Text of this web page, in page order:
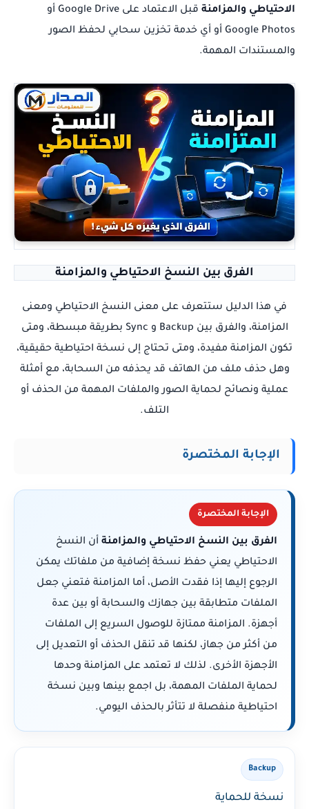
الاحتياطي والمزامنة
قبل الاعتماد على Google Drive أو
Google Photos أو أي خدمة تخزين سحابي لحفظ الصور
والمستندات المهمة.
الفرق بين النسخ الاحتياطي والمزامنة
في هذا الدليل ستتعرف على معنى النسخ الاحتياطي ومعنى
المزامنة، والفرق بين Backup و Sync بطريقة مبسطة، ومتى
تكون المزامنة مفيدة، ومتى تحتاج إلى نسخة احتياطية حقيقية،
وهل حذف ملف من الهاتف قد يحذفه من السحابة، مع أمثلة
عملية ونصائح لحماية الصور والملفات المهمة من الحذف أو
التلف.
الإجابة المختصرة
الإجابة المختصرة
الفرق بين النسخ الاحتياطي والمزامنة أن النسخ
الاحتياطي يعني حفظ نسخة إضافية من ملفاتك يمكن
الرجوع إليها إذا فقدت الأصل، أما المزامنة فتعني جعل
الملفات متطابقة بين جهازك والسحابة أو بين عدة
أجهزة. المزامنة ممتازة للوصول السريع إلى الملفات
من أكثر من جهاز، لكنها قد تنقل الحذف أو التعديل إلى
الأجهزة الأخرى. لذلك لا تعتمد على المزامنة وحدها
لحماية الملفات المهمة، بل اجمع بينها وبين نسخة
احتياطية منفصلة لا تتأثر بالحذف اليومي.
Backup
نسخة للحماية